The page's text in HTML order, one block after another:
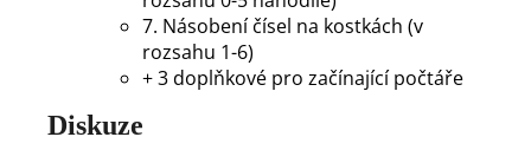
7. Násobení čísel na kostkách (v
rozsahu 1-6)
+ 3 doplňkové pro začínající počtáře
Diskuze